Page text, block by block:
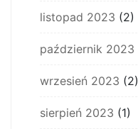
listopad 2023 (2)
październik 2023
wrzesień 2023 (2)
sierpień 2023 (1)